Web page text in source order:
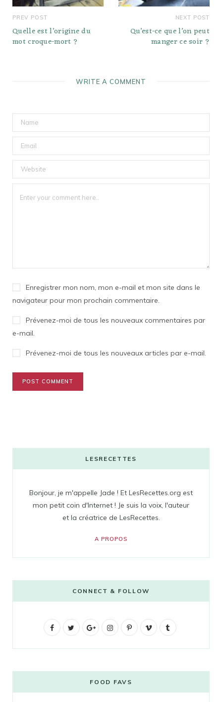
PREV POST
Quelle est l’origine du
mot croque-mort ?
NEXT POST
Qu’est-ce que l’on peut
manger ce soir ?
WRITE A COMMENT
Enregistrer mon nom, mon e-mail et mon site dans le
navigateur pour mon prochain commentaire.
Prévenez-moi de tous les nouveaux commentaires par
e-mail.
Prévenez-moi de tous les nouveaux articles par e-mail.
LESRECETTES
Bonjour, je m'appelle Jade ! Et LesRecettes.org est
mon petit coin d'Internet ! Je suis la voix, l'auteur
et la créatrice de LesRecettes.
A PROPOS
CONNECT & FOLLOW
F
b
t
G
g
l
I
t
a
P
e
V
o
l
FOOD FAVS